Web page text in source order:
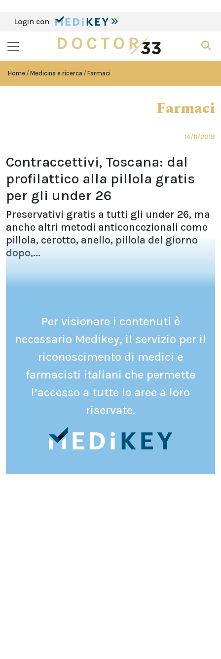
Login con
Home Medicina e ricerca Farmaci
Farmaci
14/11/2018
Contraccettivi, Toscana: dal
profilattico alla pillola gratis
per gli under 26
Preservativi gratis a tutti gli under 26, ma
anche altri metodi anticoncezionali come
pillola, cerotto, anello, pillola del giorno
dopo,...
Per visionare i contenuti è
necessario Medikey, il servizio per il
riconoscimento di medici e
farmacisti italiani che permette
l’accesso a tutte le aree a loro
riservate.